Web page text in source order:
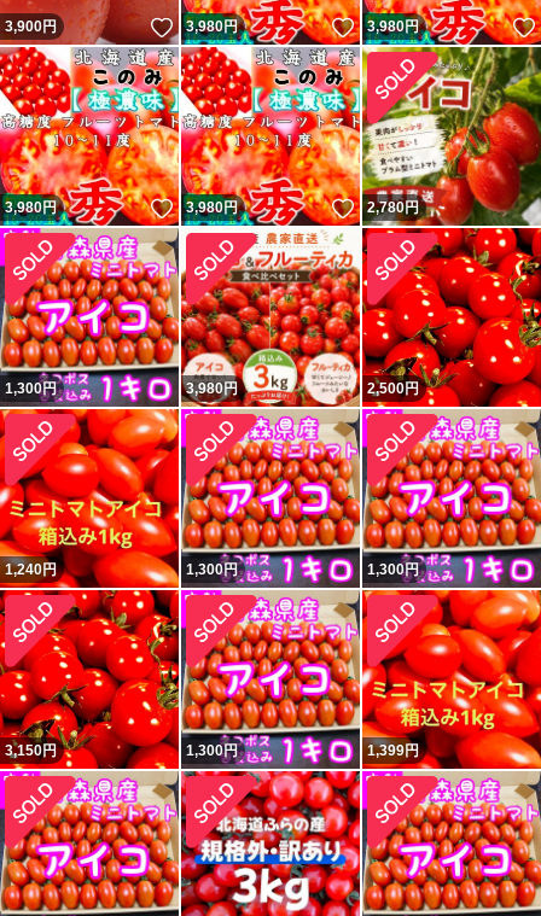
3,900円 いいね！
3,980円 いいね！
3,980円
3,980円 いいね！
3,980円 いいね！
2,780円
1,300円 3,980円 2,500円
1,240円 1,300円 1,300円
3,150円 1,300円 1,399円